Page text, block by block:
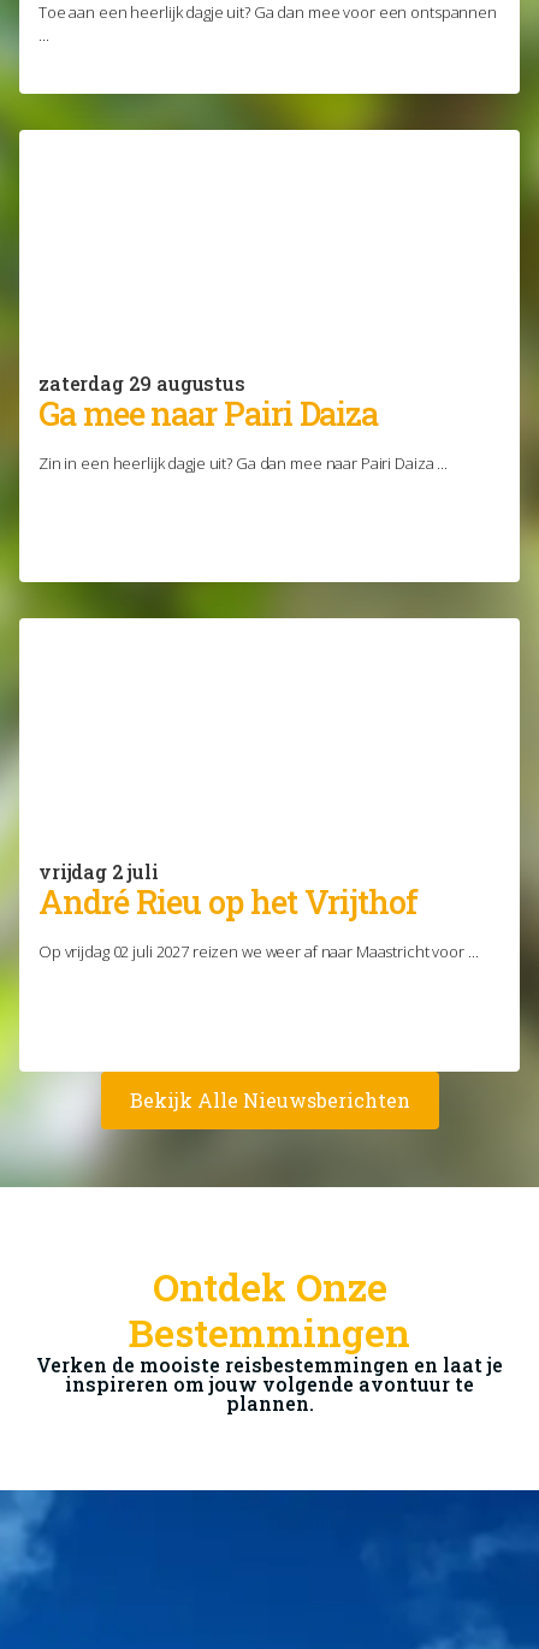
Toe aan een heerlijk dagje uit? Ga dan mee voor een ontspannen
...
zaterdag 29 augustus
Ga mee naar Pairi Daiza
Zin in een heerlijk dagje uit? Ga dan mee naar Pairi Daiza ...
vrijdag 2 juli
André Rieu op het Vrijthof
Op vrijdag 02 juli 2027 reizen we weer af naar Maastricht voor ...
Bekijk Alle Nieuwsberichten
Ontdek Onze
Bestemmingen
Verken de mooiste reisbestemmingen en laat je
inspireren om jouw volgende avontuur te
plannen.